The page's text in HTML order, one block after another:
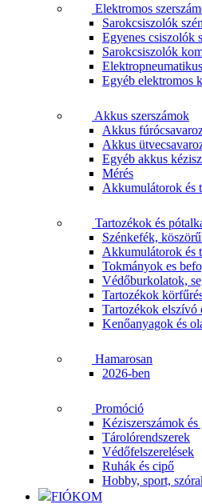
Elektromos
Sarokcsiszolók
Egyenes csiszolók
Sarokcsiszolók
Egyéb elektromos
Akkus szerszámok
Akkus
Akkus
Egyéb akkus
Mérés
Akkumulátorok és
Tartozékok és
Szénkefék,
Akkumulátorok és
Tokmányok es
Védőburkolatok,
Tartozékok
Tartozékok elszívó
Kenőanyagok és
Hamarosan
2026-ben
Promóció
Kéziszerszámok
Tárolórendszerek
Védőfelszerelések
Ruhák és cipő
Hobby, sport,
FIÓKOM